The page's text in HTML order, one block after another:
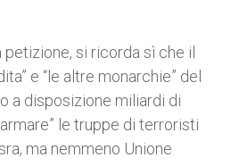
si ricorda sì che il
e “le altre monarchie” del
a disposizione miliardi di
le truppe di terroristi
ma nemmeno Unione